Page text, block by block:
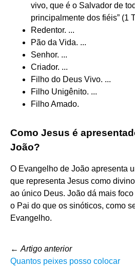
vivo, que é o Salvador de
principalmente dos fiéis” (1
Redentor. ...
Pão da Vida. ...
Senhor. ...
Criador. ...
Filho do Deus Vivo. ...
Filho Unigênito. ...
Filho Amado.
Como Jesus é
João?
O Evangelho de João apresenta
que representa Jesus como
ao único Deus. João dá mais
o Pai do que os sinóticos, como
Evangelho.
← Artigo anterior
Quantos peixes posso colocar